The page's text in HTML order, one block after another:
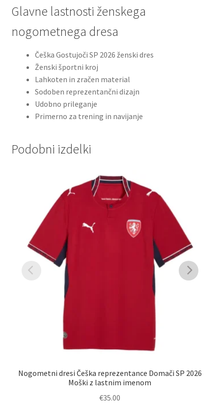
Glavne lastnosti ženskega
nogometnega dresa
Češka Gostujoči SP 2026 ženski dres
Ženski športni kroj
Lahkoten in zračen material
Sodoben reprezentančni dizajn
Udobno prileganje
Primerno za trening in navijanje
Podobni izdelki
Nogometni dresi Češka reprezentance Domači SP 2026
Moški z lastnim imenom
€35.00